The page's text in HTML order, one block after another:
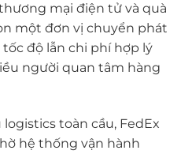
mại điện tử và quà
một đơn vị chuyển phát
độ lẫn chi phí hợp lý
người quan tâm hàng
toàn cầu, FedEx
hệ thống vận hành